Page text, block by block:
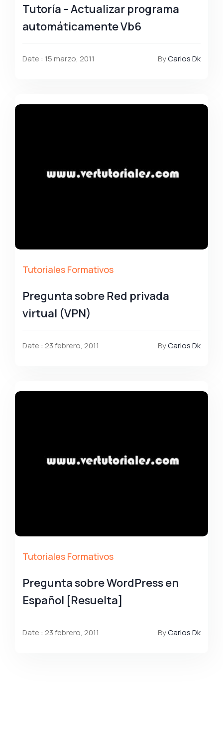
Tutoría – Actualizar programa
automáticamente Vb6
Date : 15 marzo, 2011 ByCarlos Dk
Tutoriales Formativos
Pregunta sobre Red privada
virtual (VPN)
Date : 23 febrero, 2011 ByCarlos Dk
Tutoriales Formativos
Pregunta sobre WordPress en
Español [Resuelta]
Date : 23 febrero, 2011 ByCarlos Dk